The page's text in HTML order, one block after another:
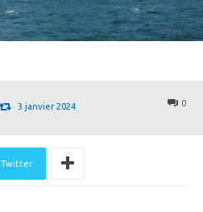
0
3 janvier 2024
Twitter